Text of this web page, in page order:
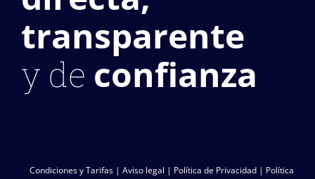
transparente
y de confianza
Condiciones y Tarifas |Aviso legal | Política de Privacidad | Política